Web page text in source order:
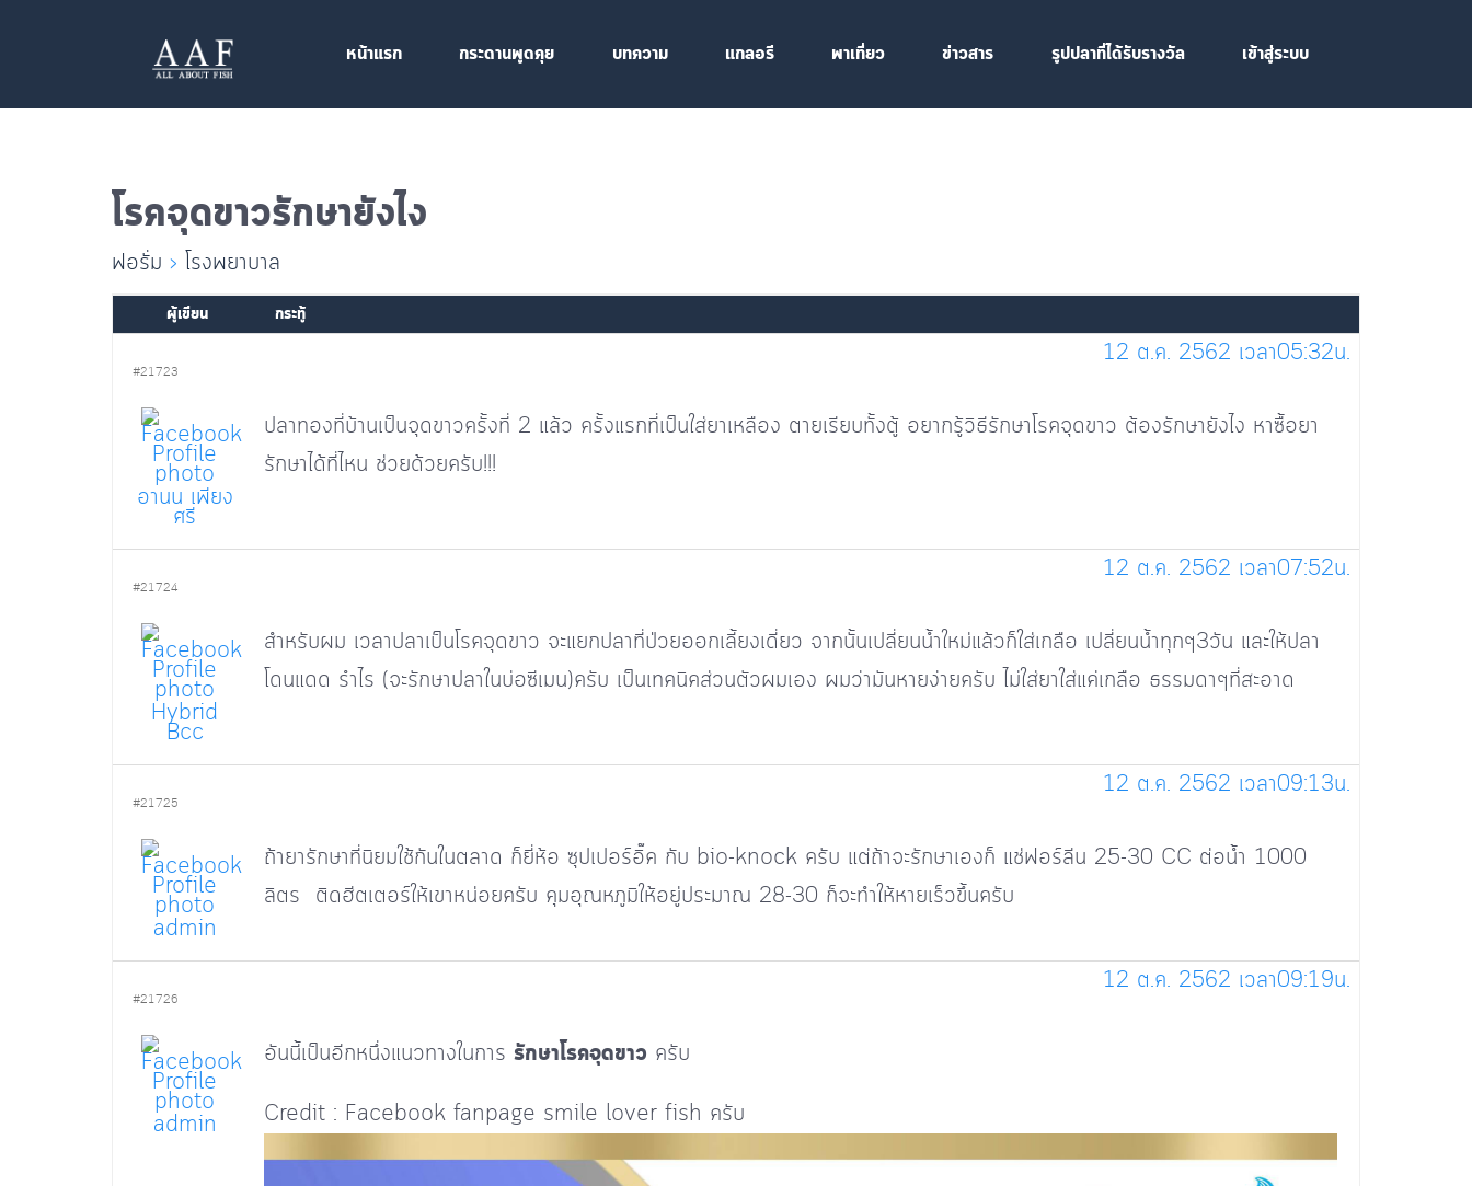
หน้าแรก กระดานพูดคุย บทความ แกลอรี พาเที่ยว ข่าวสาร รูปปลาที่ได้รับรางวัล เข้าสู่ระบบ
โรคจุดขาวรักษายังไง
ฟอรั่ม › โรงพยาบาล
ผู้เขียน กระทู้
12 ต.ค. 2562 เวลา05:32น.
#21723
อานน เพียง
ศรี
ปลาทองที่บ้านเป็นจุดขาวครั้งที่ 2 แล้ว ครั้งแรกที่เป็นใส่ยาเหลือง ตายเรียบทั้งตู้ อยากรู้วิธีรักษาโรคจุดขาว ต้องรักษายังไง หาซื้อยา
รักษาได้ที่ไหน ช่วยด้วยครับ!!!
12 ต.ค. 2562 เวลา07:52น.
#21724
Hybrid
Bcc
สำหรับผม เวลาปลาเป็นโรคจุดขาว จะแยกปลาที่ป่วยออกเลี้ยงเดี่ยว จากนั้นเปลี่ยนน้ำใหม่แล้วก็ใส่เกลือ เปลี่ยนน้ำทุกๆ3วัน และให้ปลา
โดนแดด รำไร (จะรักษาปลาในบ่อซีเมน)ครับ เป็นเทคนิคส่วนตัวผมเอง ผมว่ามันหายง่ายครับ ไม่ใส่ยาใส่แค่เกลือ ธรรมดาๆที่สะอาด
12 ต.ค. 2562 เวลา09:13น.
#21725
admin
ถ้ายารักษาที่นิยมใช้กันในตลาด ก็ยี่ห้อ ซุปเปอร์อิ๊ค กับ bio-knock ครับ แต่ถ้าจะรักษาเองก็ แช่ฟอร์ลีน 25-30 CC ต่อน้ำ 1000
ลิตร ติดฮีตเตอร์ให้เขาหน่อยครับ คุมอุณหภูมิให้อยู่ประมาณ 28-30 ก็จะทำให้หายเร็วขึ้นครับ
12 ต.ค. 2562 เวลา09:19น.
#21726
admin
อันนี้เป็นอีกหนึ่งแนวทางในการ รักษาโรคจุดขาว ครับ
Credit : Facebook fanpage smile lover fish ครับ